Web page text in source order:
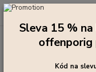
+420 273 136 255
Sleva 15 %
offenporig
Kód na